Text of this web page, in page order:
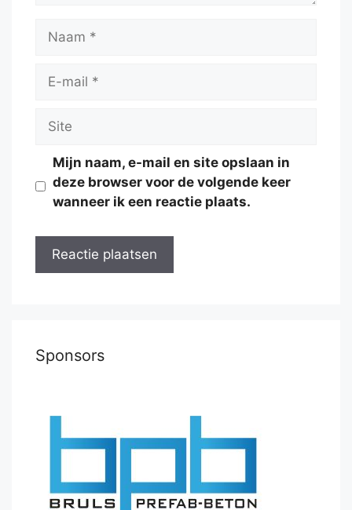
Naam
Site
Mijn naam, e-mail en site opslaan in
deze browser voor de volgende keer
wanneer ik een reactie plaats.
Sponsors